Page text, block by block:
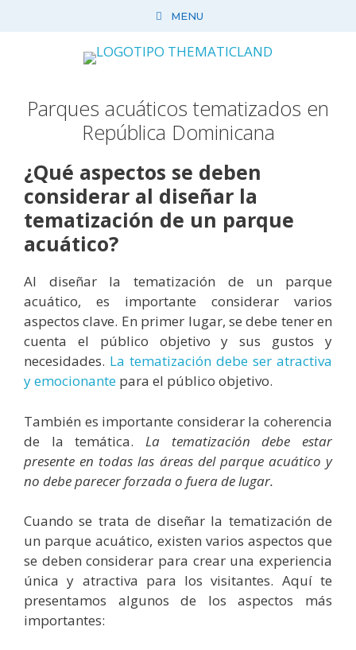
MENU
Parques acuáticos tematizados en
República Dominicana
¿Qué aspectos se deben
considerar al diseñar la
tematización de un parque
acuático?
Al diseñar la tematización de un parque
acuático, es importante considerar varios
aspectos clave. En primer lugar, se debe tener en
cuenta el público objetivo y sus gustos y
necesidades. La tematización debe ser atractiva
y emocionante para el público objetivo.
También es importante considerar la coherencia
de la temática. La tematización debe estar
presente en todas las áreas del parque acuático y
no debe parecer forzada o fuera de lugar.
Cuando se trata de diseñar la tematización de
un parque acuático, existen varios aspectos que
se deben considerar para crear una experiencia
única y atractiva para los visitantes. Aquí te
presentamos algunos de los aspectos más
importantes: